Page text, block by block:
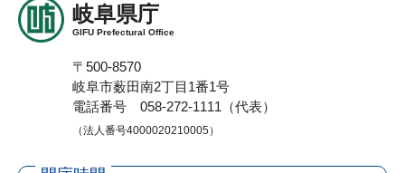
岐阜県庁
GIFU Prefectural Office
〒500-8570
岐阜市薮田南2丁目1番1号
電話番号 058-272-1111（代表）
（法人番号4000020210005）